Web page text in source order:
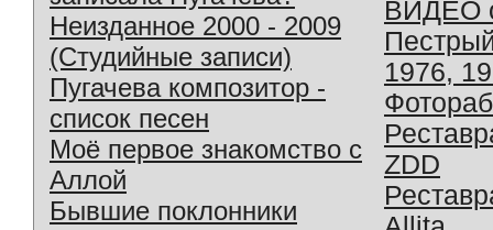
Неизданное 2000 - 2009
(Студийные записи)
Пугачева композитор -
список песен
Моё первое знакомство с
Аллой
Бывшие поклонники
ВИДЕО
1976,
ZDD